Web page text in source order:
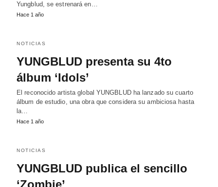
Yungblud, se estrenará en…
Hace 1 año
NOTICIAS
YUNGBLUD presenta su 4to
álbum ‘Idols’
El reconocido artista global YUNGBLUD ha lanzado su cuarto
álbum de estudio, una obra que considera su ambiciosa hasta
la…
Hace 1 año
NOTICIAS
YUNGBLUD publica el sencillo
‘Zombie’